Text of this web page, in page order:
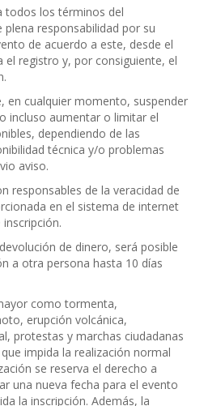
todos los términos del
plena responsabilidad por su
de acuerdo a este, desde el
el registro y, por consiguiente, el
en cualquier momento, suspender
incluso aumentar o limitar el
dependiendo de las
técnica y/o problemas
aviso.
responsables de la veracidad de
en el sistema de internet
de dinero, será posible
a otra persona hasta 10 días
como tormenta,
erupción volcánica,
protestas y marchas ciudadanas
impida la realización normal
se reserva el derecho a
una nueva fecha para el evento
la inscripción. Además, la